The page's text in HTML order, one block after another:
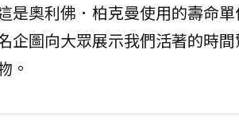
奧利佛．柏克曼使用的壽命
企圖向大眾展示我們活著的時
。